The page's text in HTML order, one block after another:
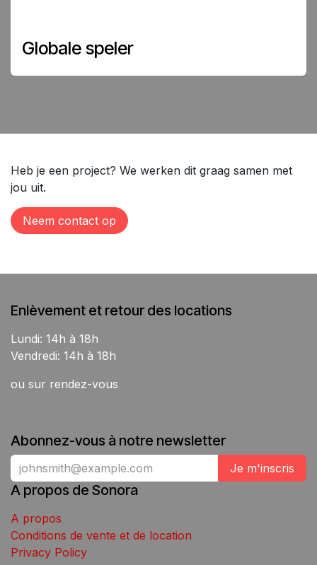
Globale speler
Heb je een project? We werken dit graag samen met
jou uit.
Neem contact op
Enlèvement et retour des locations
Lundi: 14h à 18h
Vendredi: 14h à 18h
ou sur rendez-vous
Abonnez-vous à notre newsletter
Je m'inscris
A propos de Sonora
A propos
Conditions de vente et de location
Privacy Policy